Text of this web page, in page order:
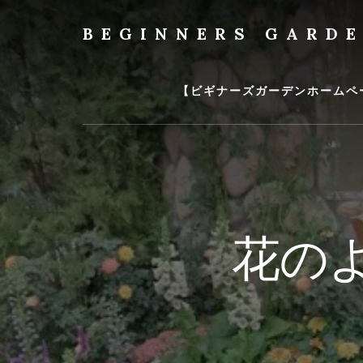
BEGINNERS
の
類
や
育
て
方
の
紹
介
を
行
い
ま
【ビギナーズガーデンホームペ
花の